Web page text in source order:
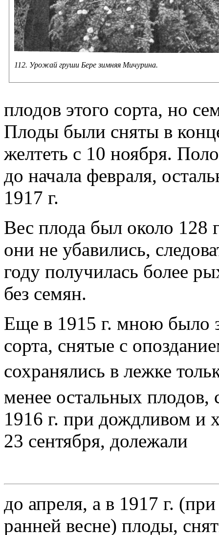
112. Урожай груши Бере зимняя Мичурина.
плодов этого сорта, но
Плоды были сняты в
желтеть с 10 ноября.
до начала февраля,
1917 г.
Вес плода был около 128
они не убавились,
году получилась более
без семян.
Еще в 1915 г. мною было
сорта, снятые с
сохранялись в лежке
менее остальных плодов,
1916 г. при дождливом и
23 сентября, долежали
до апреля, а в 1917 г.
ранней весне) плоды,